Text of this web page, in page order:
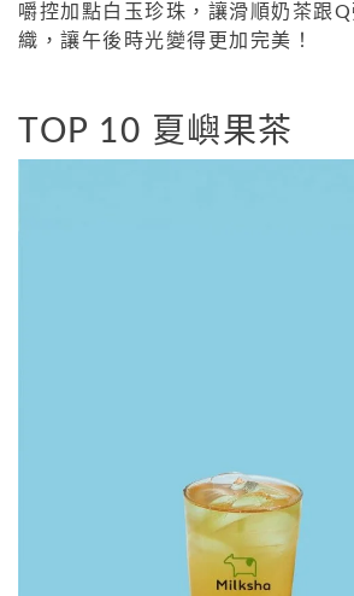
嚼控加點白玉珍珠，讓滑順奶茶跟
織，讓午後時光變得更加完美！
TOP 10 夏嶼果茶